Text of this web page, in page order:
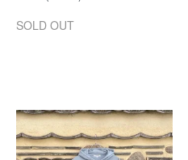
SOLD OUT